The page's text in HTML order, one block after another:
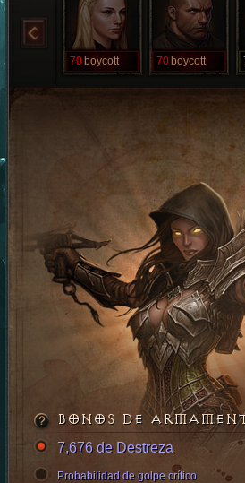
70 boycott 70 boycott
BONOS DE
7,676 de Destreza
Probabilidad de golpe crítico